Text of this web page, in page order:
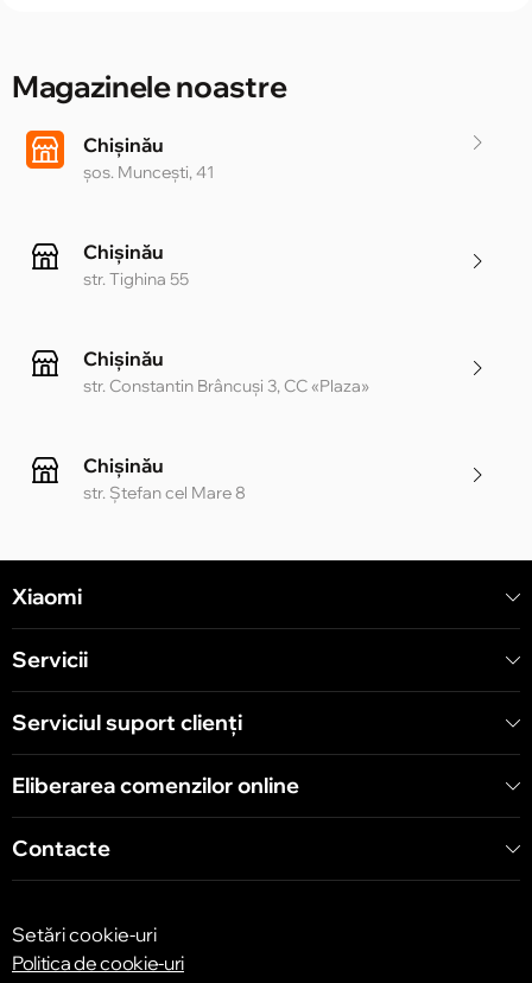
Magazinele noastre
Chișinău
șos. Muncești, 41
Chișinău
str. Tighina 55
Chișinău
str. Constantin Brâncuși 3, CC «Plaza»
Chișinău
str. Ștefan cel Mare 8
Chișinău
str. Arborilor 21, CC «Shopping MallDova»
Xiaomi
Servicii
Serviciul suport clienţi
Eliberarea comenzilor online
Contacte
Setări cookie-uri
Politica de cookie-uri